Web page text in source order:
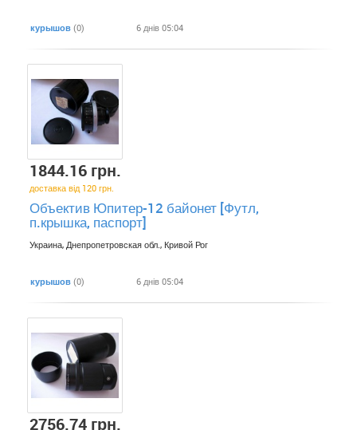
курышов (0) 6 днів 05:04
1844.16 грн.
доставка від 120 грн.
Объектив Юпитер-12 байонет [Футл,
п.крышка, паспорт]
Украина, Днепропетровская обл., Кривой Рог
курышов (0) 6 днів 05:04
2756.74 грн.